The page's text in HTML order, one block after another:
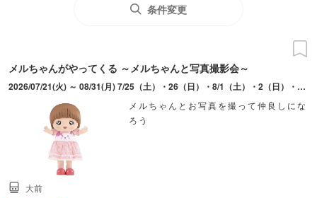
条件変更
メルちゃんがやってくる ～メルちゃんと写真撮影会～
2026/07/21(火) ～ 08/31(月) 7/25（土）・26（日）・8/1（土）・2（日）・8（土）・9（日）・11（火・祝）・13（木）・14（金）・17（月）・18（火）・22（土）は実施なし。1日2回開催（11:00～・14:00～。約20分～30分）。毎週水曜日は11:00～のみ。
メルちゃんとお写真を撮って仲良しにな
ろう
大前